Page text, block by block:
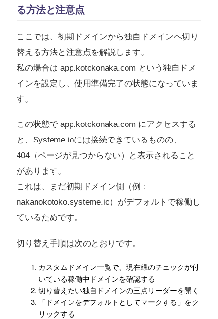
る方法と注意点
ここでは、初期ドメインから独自ドメインへ切り
替える方法と注意点を解説します。
私の場合は app.kotokonaka.com という独自ドメ
インを設定し、使用準備完了の状態になっていま
す。
この状態で app.kotokonaka.com にアクセスする
と、Systeme.ioには接続できているものの、
404（ページが見つからない）と表示されること
があります。
これは、まだ初期ドメイン側（例：
nakanokotoko.systeme.io）がデフォルトで稼働し
ているためです。
切り替え手順は次のとおりです。
カスタムドメイン一覧で、現在緑のチェックが付
いている稼働中ドメインを確認する
切り替えたい独自ドメインの三点リーダーを開く
「ドメインをデフォルトとしてマークする」をク
リックする